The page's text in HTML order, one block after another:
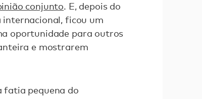
conjunto. E, depois do
internacional, ficou um
oportunidade para outros
e mostrarem
fatia pequena do